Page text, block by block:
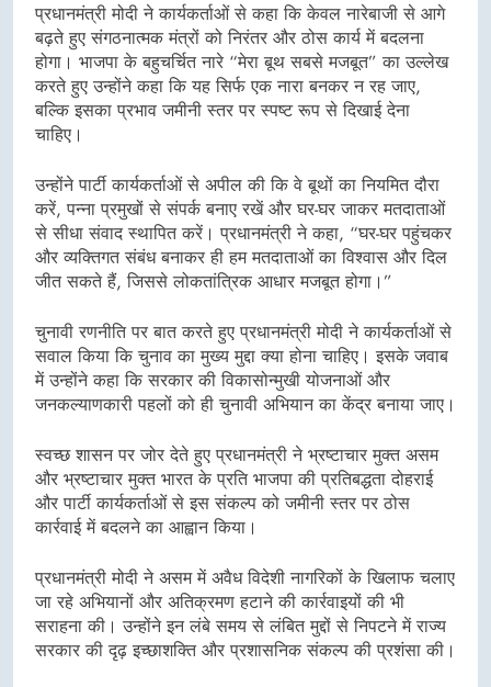
प्रधानमंत्री मोदी ने कार्यकर्ताओं से कहा कि केवल नारेबाजी से आगे
बढ़ते हुए संगठनात्मक मंत्रों को निरंतर और ठोस कार्य में बदलना
होगा। भाजपा के बहुचर्चित नारे “मेरा बूथ सबसे मजबूत” का उल्लेख
करते हुए उन्होंने कहा कि यह सिर्फ एक नारा बनकर न रह जाए,
बल्कि इसका प्रभाव जमीनी स्तर पर स्पष्ट रूप से दिखाई देना
चाहिए।
उन्होंने पार्टी कार्यकर्ताओं से अपील की कि वे बूथों का नियमित दौरा
करें, पन्ना प्रमुखों से संपर्क बनाए रखें और घर-घर जाकर मतदाताओं
से सीधा संवाद स्थापित करें। प्रधानमंत्री ने कहा, “घर-घर पहुंचकर
और व्यक्तिगत संबंध बनाकर ही हम मतदाताओं का विश्वास और दिल
जीत सकते हैं, जिससे लोकतांत्रिक आधार मजबूत होगा।”
चुनावी रणनीति पर बात करते हुए प्रधानमंत्री मोदी ने कार्यकर्ताओं से
सवाल किया कि चुनाव का मुख्य मुद्दा क्या होना चाहिए। इसके जवाब
में उन्होंने कहा कि सरकार की विकासोन्मुखी योजनाओं और
जनकल्याणकारी पहलों को ही चुनावी अभियान का केंद्र बनाया जाए।
स्वच्छ शासन पर जोर देते हुए प्रधानमंत्री ने भ्रष्टाचार मुक्त असम
और भ्रष्टाचार मुक्त भारत के प्रति भाजपा की प्रतिबद्धता दोहराई
और पार्टी कार्यकर्ताओं से इस संकल्प को जमीनी स्तर पर ठोस
कार्रवाई में बदलने का आह्वान किया।
प्रधानमंत्री मोदी ने असम में अवैध विदेशी नागरिकों के खिलाफ चलाए
जा रहे अभियानों और अतिक्रमण हटाने की कार्रवाइयों की भी
सराहना की। उन्होंने इन लंबे समय से लंबित मुद्दों से निपटने में राज्य
सरकार की दृढ़ इच्छाशक्ति और प्रशासनिक संकल्प की प्रशंसा की।